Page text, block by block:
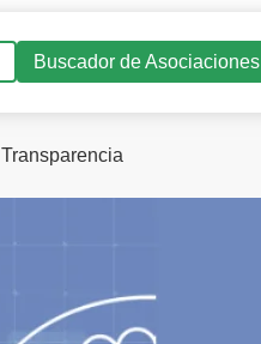
Buscador de Asociaciones
Transparencia